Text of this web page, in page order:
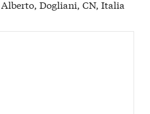
Dogliani, CN, Italia